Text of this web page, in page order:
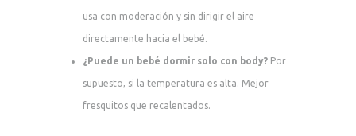
usa con moderación y sin dirigir el aire
directamente hacia el bebé.
¿Puede un bebé dormir solo con body? Por
supuesto, si la temperatura es alta. Mejor
fresquitos que recalentados.